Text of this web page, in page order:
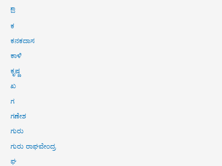
ಔ
ಕ
ಕನಕದಾಸ
ಕಾಳಿ
ಕೃಷ್ಣ
ಖ
ಗ
ಗಣೇಶ
ಗುರು
ಗುರು ರಾಘವೇಂದ್ರ
ಘ